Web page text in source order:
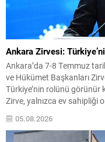
Ankara Zirvesi:
Ankara’da 7-8 Temmuz
ve Hükümet Başkanları
Türkiye’nin rolünü görünür
Zirve, yalnızca ev sahipliği
pekiştirdi. Uluslararası
tehditlerle...
05.08.2026